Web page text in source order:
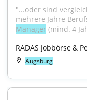
"...oder sind
mehrere Jahre
Manager (mind. 4
RADAS Jobbörse &
Augsburg